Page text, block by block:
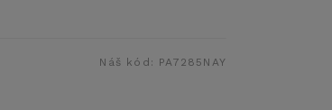
Náš kód: PA7285NAY